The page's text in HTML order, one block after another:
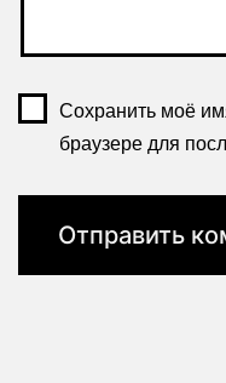
Сохранить моё
браузере для